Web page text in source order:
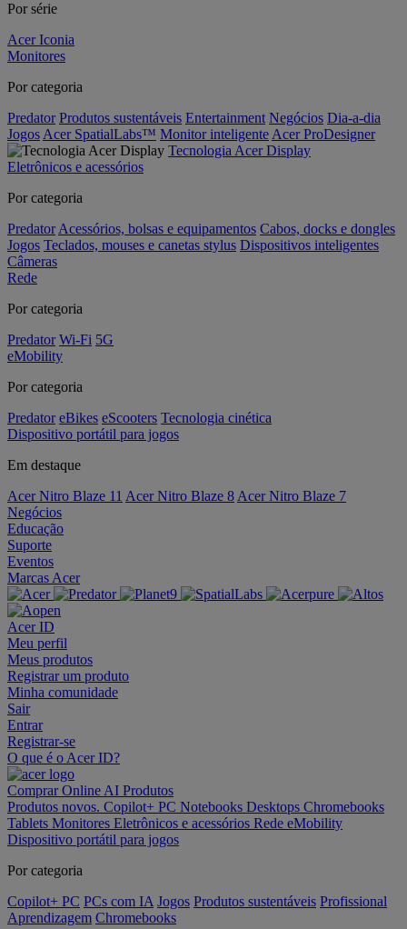
Por série
Acer Iconia
Monitores
Por categoria
Predator Produtos sustentáveis Entertainment Negócios Dia-a-dia
Jogos Acer SpatialLabs™ Monitor inteligente Acer ProDesigner
Tecnologia Acer Display
Eletrônicos e acessórios
Por categoria
Predator Acessórios, bolsas e equipamentos Cabos, docks e dongles
Jogos Teclados, mouses e canetas stylus Dispositivos inteligentes
Câmeras
Rede
Por categoria
Predator Wi-Fi 5G
eMobility
Por categoria
Predator eBikes eScooters Tecnologia cinética
Dispositivo portátil para jogos
Em destaque
Acer Nitro Blaze 11 Acer Nitro Blaze 8 Acer Nitro Blaze 7
Negócios
Educação
Suporte
Eventos
Marcas Acer
Acer ID
Meu perfil
Meus produtos
Registrar um produto
Minha comunidade
Sair
Entrar
Registrar-se
O que é o Acer ID?
Comprar Online AI Produtos
Produtos novos. Copilot+ PC Notebooks Desktops Chromebooks
Tablets Monitores Eletrônicos e acessórios Rede eMobility
Dispositivo portátil para jogos
Por categoria
Copilot+ PC PCs com IA Jogos Produtos sustentáveis Profissional
Aprendizagem Chromebooks